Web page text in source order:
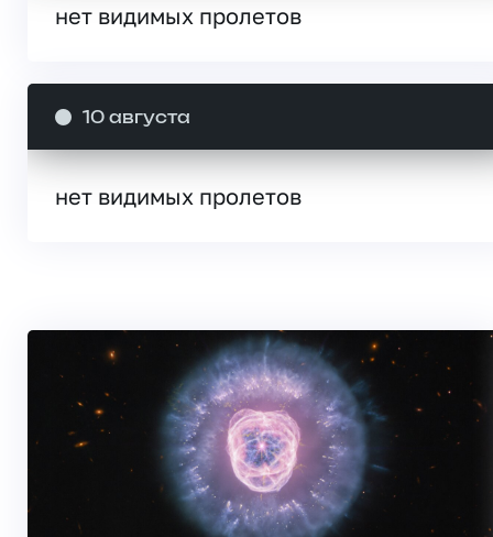
нет видимых пролетов
10 августа
нет видимых пролетов